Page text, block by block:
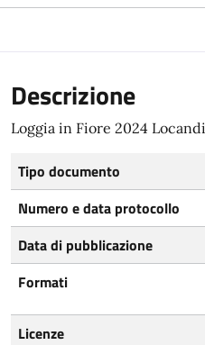
Descrizione
Loggia in Fiore 2024
Tipo documento
Numero e data protocollo
Data di pubblicazione
Formati
Licenze